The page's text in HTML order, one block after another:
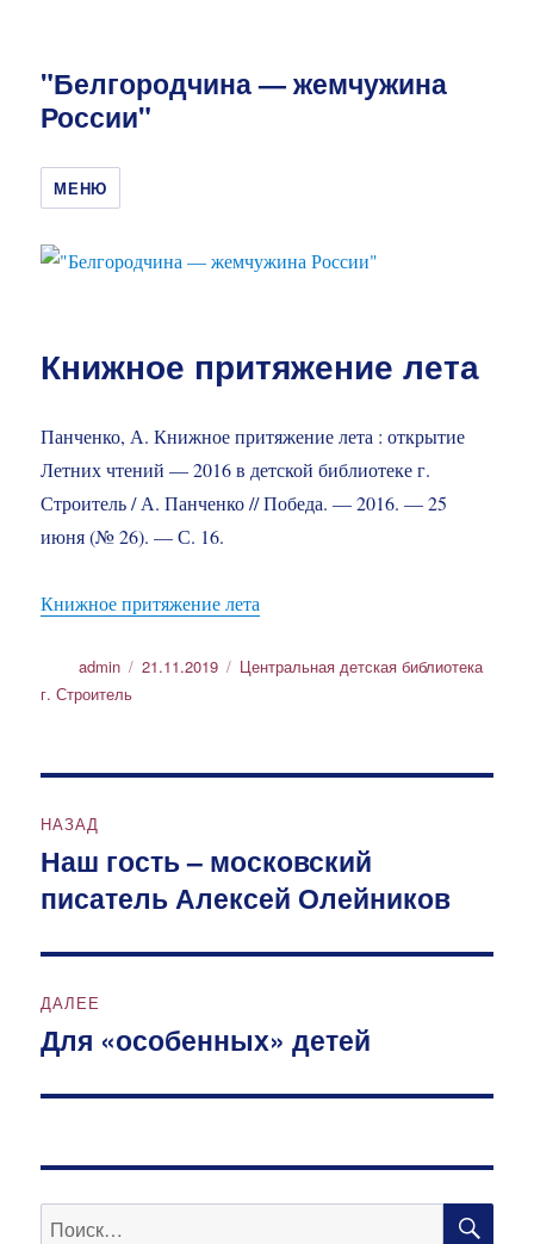
"Белгородчина — жемчужина
России"
МЕНЮ
Книжное притяжение лета
Панченко, А. Книжное притяжение лета : открытие
Летних чтений — 2016 в детской библиотеке г.
Строитель / А. Панченко // Победа. — 2016. — 25
июня (№ 26). — С. 16.
Книжное притяжение лета
Автор
admin Опубликовано
21.11.2019 Рубрики
Центральная детская библиотека
г. Строитель
по
записям
НАЗАД
Предыдущая
запись:
Наш гость – московский
писатель Алексей Олейников
ДАЛЕЕ
Следующая
Для «особенных» детей
Искать: